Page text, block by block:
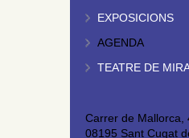
EXPOSICIONS
AGENDA
TEATRE DE
Carrer de Mallorca,
08195 Sant Cugat